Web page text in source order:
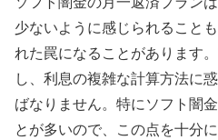
少ないように感じられること
れた罠になることがあります
し、利息の複雑な計算方法に
ばなりません。特にソフト闇
とが多いので、この点を十分